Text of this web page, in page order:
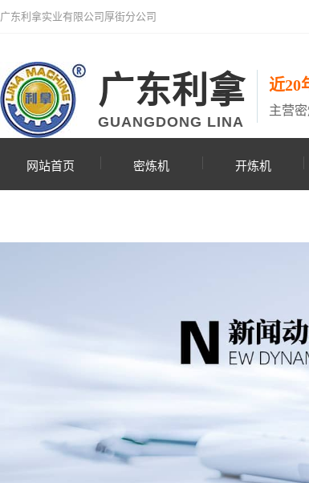
广东利拿实业有限公司厚街分公司
广东利拿
GUANGDONG LINA
近20
主营
网站首页 密炼机 开炼机